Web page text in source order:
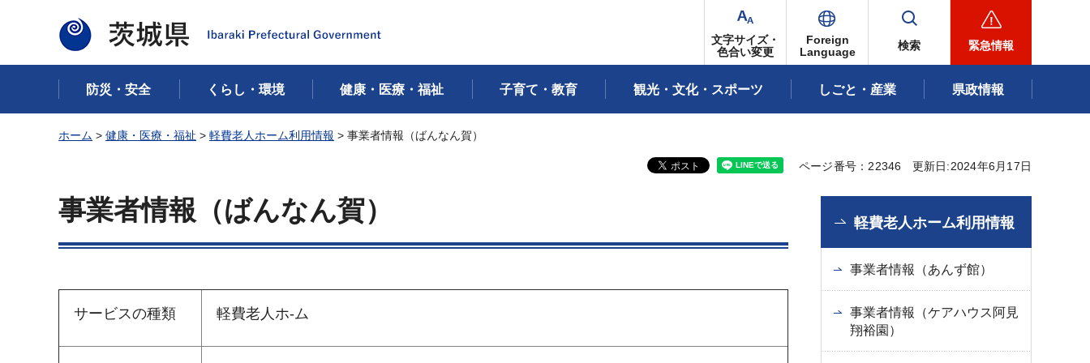
茨城県
文字サイズ・
色合い変更
Foreign
Language
検索 緊急情報
防災・安全 くらし・環境 健康・医療・福祉 子育て・教育 観光・文化・スポーツ しごと・産業 県政情報
ホーム > 健康・医療・福祉 > 軽費老人ホーム利用情報 > 事業者情報（ばんなん賀）
ページ番号：22346 更新日:2024年6月17日
事業者情報（ばんなん賀）
サービスの種類 軽費老人ホ-ム
軽費老人ホーム利用情報
事業者情報（あんず館）
事業者情報（ケアハウス阿見
翔裕園）